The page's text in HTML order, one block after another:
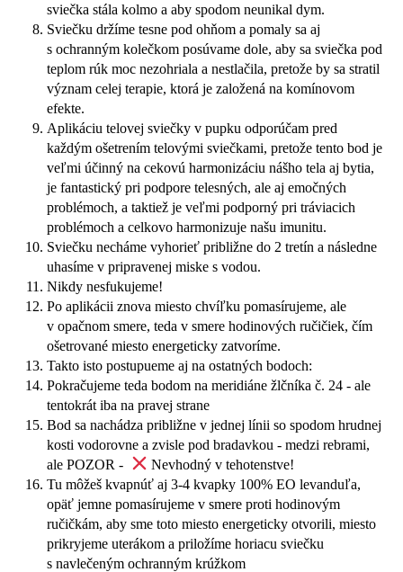
sviečka stála kolmo a aby spodom neunikal dym.
Sviečku držíme tesne pod ohňom a pomaly sa aj
s ochranným kolečkom posúvame dole, aby sa sviečka pod
teplom rúk moc nezohriala a nestlačila, pretože by sa stratil
význam celej terapie, ktorá je založená na komínovom
efekte.
Aplikáciu telovej sviečky v pupku odporúčam pred
každým ošetrením telovými sviečkami, pretože tento bod je
veľmi účinný na cekovú harmonizáciu nášho tela aj bytia,
je fantastický pri podpore telesných, ale aj emočných
problémoch, a taktiež je veľmi podporný pri tráviacich
problémoch a celkovo harmonizuje našu imunitu.
Sviečku necháme vyhorieť približne do 2 tretín a následne
uhasíme v pripravenej miske s vodou.
Nikdy nesfukujeme!
Po aplikácii znova miesto chvíľku pomasírujeme, ale
v opačnom smere, teda v smere hodinových ručičiek, čím
ošetrované miesto energeticky zatvoríme.
Takto isto postupueme aj na ostatných bodoch:
Pokračujeme teda bodom na meridiáne žlčníka č. 24 - ale
tentokrát iba na pravej strane
Bod sa nachádza približne v jednej línii so spodom hrudnej
kosti vodorovne a zvisle pod bradavkou - medzi rebrami,
ale POZOR -
Nevhodný v tehotenstve!
Tu môžeš kvapnúť aj 3-4 kvapky 100% EO levanduľa,
opäť jemne pomasírujeme v smere proti hodinovým
ručičkám, aby sme toto miesto energeticky otvorili, miesto
prikryjeme uterákom a priložíme horiacu sviečku
s navlečeným ochranným krúžkom